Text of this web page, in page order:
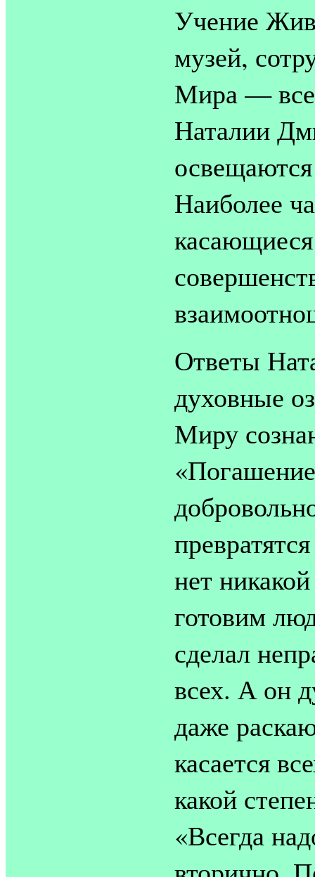
Учение
музей,
Мира — все
Наталии
Наиболее
Ответы
духовные
Миру
нет
готовим
сделал
всех. А он
даже
касается
какой
«Всегда